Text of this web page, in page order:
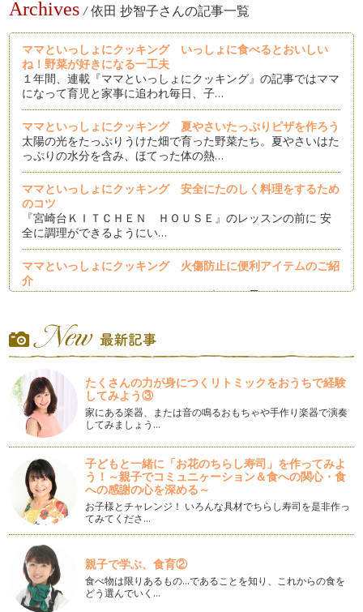
Archives / 依田 抄智子さんの記事一覧
ママといっしょにクッキング いっしょに食べるとおいしい
ね！野菜が好きになる一工夫
１年間、連載『ママといっしょにクッキング』の記事ではママ
になって育児と家事に追われ毎日、子…
ママといっしょにクッキング 夏やさいたっぷりピザを作ろう
太陽の光をたっぷりうけた畑で育った野菜たち。夏やさいはた
っぷりの水分を含み、ほてった体の熱…
ママといっしょにクッキング 安全にたのしく料理をするため
のコツ
『宮崎台ＫＩＴＣＨＥＮ ＨＯＵＳＥ』のレッスンの前に 安
全に調理ができるようにい…
ママといっしょにクッキング 火傷防止に便利アイテムのご紹
介
これまでママといっしょにクッキングではお子さまといっしょ
ママといっしょにクッキング 野菜たっぷりミネストローネ
春から初夏にかけて美味しいお野菜がたくさん出回ります
ね。 今…
ママといっしょにクッキング ミキサーで簡単！ブルーベリー
ヨーグルトシェイク
暖かい季節になり、ひんやりしたデザートをおやつに食べた
くな…
ママといっしょにクッキング 手作りのやさしい味バナナマフ
ィン
バナナの皮に茶色の斑点がでて黒くなりそうな、食べきれず
残っ…
ママといっしょにクッキング 手ごねの白パン作り
幼児期の朝食はもちろんおやつとしても手軽に食べられるパ
ン。 手作りのパン…
たくさんの力が身につくリトミックをおうちで経験
してみよう③
家にある楽器、または音の鳴るおもちゃや手作り楽器で演奏
してみましょう…
子どもと一緒に「お花のちらし寿司」を作ってみよ
う！～親子でコミュニヶーション＆食への関心・食
への感謝の心を深める～
お子様とチャレンジ！ いろんな具材でちらし寿司を是非作っ
てみてくださ…
親子で学ぶ、食育②
食べ物は限りあるもの…であることを知り、これからの食を
どう選んでいく…